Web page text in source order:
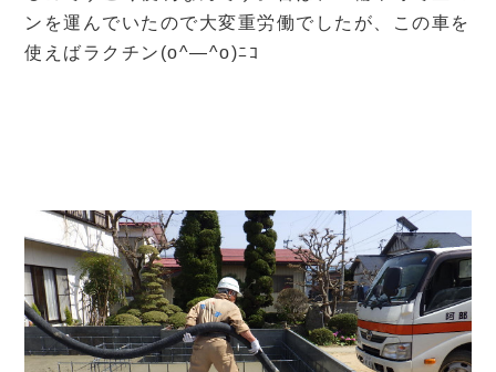
ンを運んでいたので大変重労働でしたが、この車を
使えばラクチン(o^―^o)ﾆｺ